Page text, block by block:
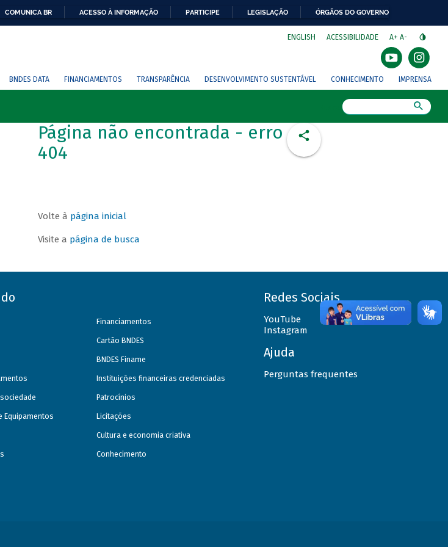
COMUNICA BR ACESSO À INFORMAÇÃO PARTICIPE LEGISLAÇÃO ÓRGÃOS DO GOVERNO
ENGLISH ACESSIBILIDADE A+ A-
BNDES DATA FINANCIAMENTOS TRANSPARÊNCIA DESENVOLVIMENTO SUSTENTÁVEL CONHECIMENTO IMPRENSA
Página não encontrada - erro
404
Volte à página inicial
Visite a página de busca
Equipamentos
Financiamentos
Cartão BNDES
BNDES Finame
Instituições financeiras credenciadas
Patrocínios
Licitações
Cultura e economia criativa
Conhecimento
Redes Sociais
YouTube
Instagram
Ajuda
Perguntas frequentes